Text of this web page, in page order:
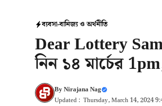
ব্যবসা-বানিজ্য ও অর্থনীতি
Dear Lottery
নিন ১৪ মার্চের
ByNirajana Nag
Updated : Thursday, March 14, 2024